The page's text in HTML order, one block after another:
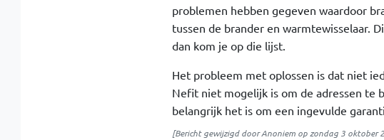
problemen hebben gegeven waardoor
tussen de brander en warmtewisselaar.
dan kom je op die lijst.
Het probleem met oplossen is dat niet
Nefit niet mogelijk is om de adressen te
belangrijk het is om een ingevulde
[Bericht gewijzigd door Anoniem op zondag 3 oktober